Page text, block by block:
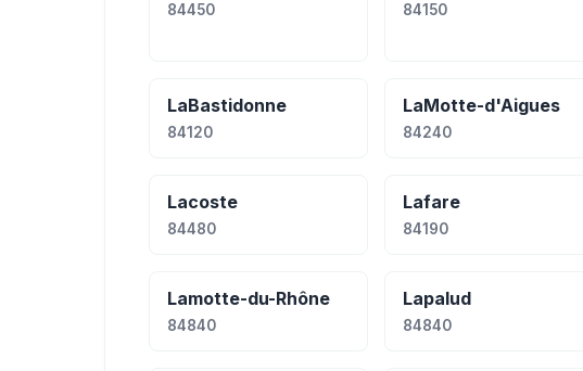
84450 84150
LaBastidonne
84120
LaMotte-d'Aigues
84240
Lacoste
84480
Lafare
84190
Lamotte-du-Rhône
84840
Lapalud
84840